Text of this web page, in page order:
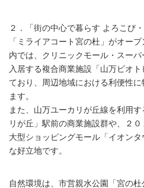
２．「街の中心で暮らす よろこび
「ミライアコート宮の杜」がオー
内では、クリニックモール・スー
入居する複合商業施設「山万ビオ
ており、周辺地域における利便性
ます。
また、山万ユーカリが丘線を利用
リが丘」駅前の商業施設群や、２
大型ショッピングモール「イオン
な好立地です。
自然環境は、市営親水公園「宮の